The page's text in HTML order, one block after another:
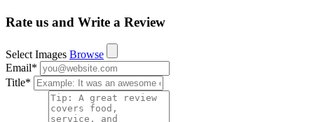
Rate us and Write a Review
Select Images Browse
Email*
Title*